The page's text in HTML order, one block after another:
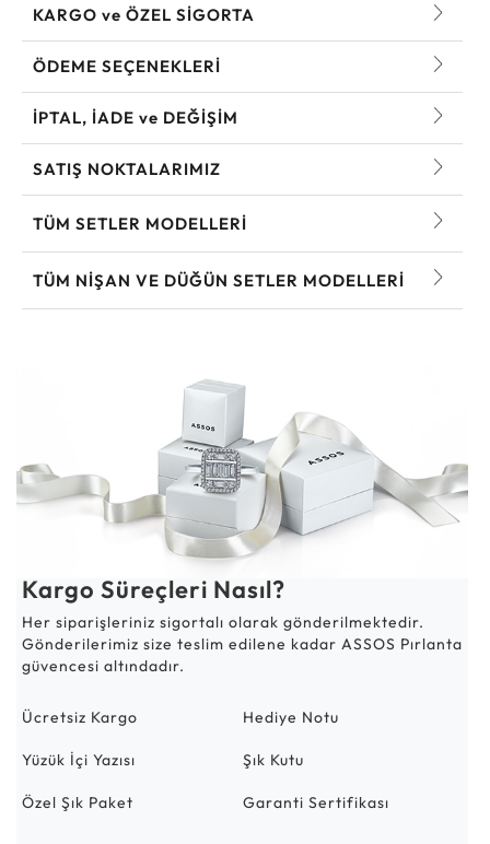
KARGO ve ÖZEL SİGORTA
ÖDEME SEÇENEKLERİ
İPTAL, İADE ve DEĞİŞİM
SATIŞ NOKTALARIMIZ
TÜM SETLER MODELLERI
TÜM NIŞAN VE DÜĞÜN SETLER MODELLERI
Kargo Süreçleri Nasıl?
Her siparişleriniz sigortalı olarak gönderilmektedir.
Gönderilerimiz size teslim edilene kadar ASSOS Pırlanta
güvencesi altındadır.
Ücretsiz Kargo Hediye Notu
Yüzük İçi Yazısı Şık Kutu
Özel Şık Paket Garanti Sertifikası